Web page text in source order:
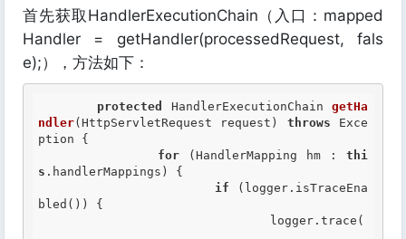
首先获取HandlerExecutionChain（入口：mapped
Handler = getHandler(processedRequest, fals
e);），方法如下：
protected HandlerExecutionChain getHa
ndler(HttpServletRequest request) throws Exce
ption {
for (HandlerMapping hm : thi
s .handlerMappings) {
if (logger.isTraceEna
bled()) {